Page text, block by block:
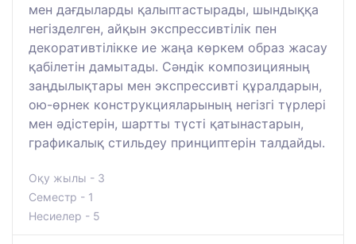
мен дағдыларды қалыптастырады, шындыққа
негізделген, айқын экспрессивтілік пен
декоративтілікке ие жаңа көркем образ жасау
қабілетін дамытады. Сәндік композицияның
заңдылықтары мен экспрессивті құралдарын,
ою-өрнек конструкцияларының негізгі түрлері
мен әдістерін, шартты түсті қатынастарын,
графикалық стильдеу принциптерін талдайды.
Оқу жылы - 3
Семестр - 1
Несиелер - 5